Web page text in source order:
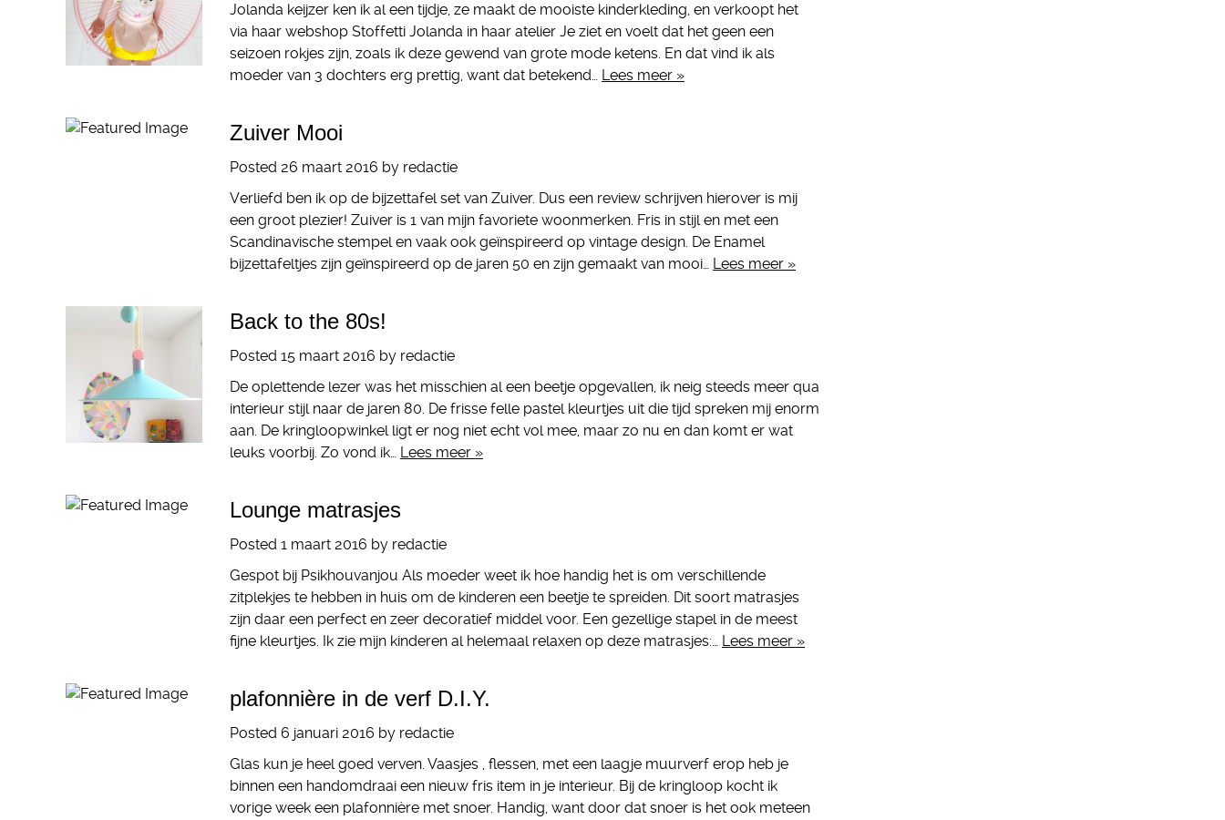
Jolanda keijzer ken ik al een tijdje, ze maakt de mooiste kinderkleding, en verkoopt het
via haar webshop Stoffetti Jolanda in haar atelier Je ziet en voelt dat het geen een
seizoen rokjes zijn, zoals ik deze gewend van grote mode ketens. En dat vind ik als
moeder van 3 dochters erg prettig, want dat betekend… Lees meer »
Zuiver Mooi
Posted 26 maart 2016 by redactie
Verliefd ben ik op de bijzettafel set van Zuiver. Dus een review schrijven hierover is mij
een groot plezier! Zuiver is 1 van mijn favoriete woonmerken. Fris in stijl en met een
Scandinavische stempel en vaak ook geïnspireerd op vintage design. De Enamel
bijzettafeltjes zijn geïnspireerd op de jaren 50 en zijn gemaakt van mooi… Lees meer »
Back to the 80s!
Posted 15 maart 2016 by redactie
De oplettende lezer was het misschien al een beetje opgevallen, ik neig steeds meer qua
interieur stijl naar de jaren 80. De frisse felle pastel kleurtjes uit die tijd spreken mij enorm
aan. De kringloopwinkel ligt er nog niet echt vol mee, maar zo nu en dan komt er wat
leuks voorbij. Zo vond ik… Lees meer »
Lounge matrasjes
Posted 1 maart 2016 by redactie
Gespot bij Psikhouvanjou Als moeder weet ik hoe handig het is om verschillende
zitplekjes te hebben in huis om de kinderen een beetje te spreiden. Dit soort matrasjes
zijn daar een perfect en zeer decoratief middel voor. Een gezellige stapel in de meest
fijne kleurtjes. Ik zie mijn kinderen al helemaal relaxen op deze matrasjes:… Lees meer »
plafonnière in de verf D.I.Y.
Posted 6 januari 2016 by redactie
Glas kun je heel goed verven. Vaasjes , flessen, met een laagje muurverf erop heb je
binnen een handomdraai een nieuw fris item in je interieur. Bij de kringloop kocht ik
vorige week een plafonnière met snoer. Handig, want door dat snoer is het ook meteen